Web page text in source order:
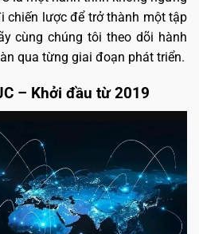
chiến lược để trở thành một tập
cùng chúng tôi theo dõi hành
qua từng giai đoạn phát triển.
– Khởi đầu từ 2019